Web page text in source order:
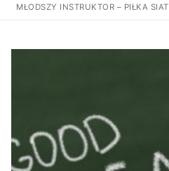
MŁODSZY INSTRUKTOR – PIŁKA